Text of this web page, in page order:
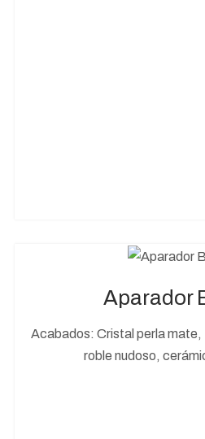
Aparador
Acabados: Cristal perla
roble nudoso,